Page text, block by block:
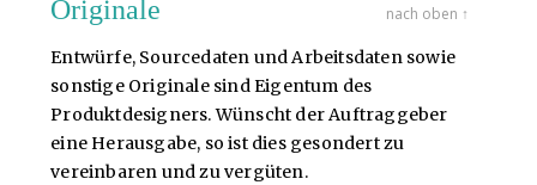
Originale nach oben ↑
Entwürfe, Sourcedaten und Arbeitsdaten sowie
sonstige Originale sind Eigentum des
Produktdesigners. Wünscht der Auftraggeber
eine Herausgabe, so ist dies gesondert zu
vereinbaren und zu vergüten.